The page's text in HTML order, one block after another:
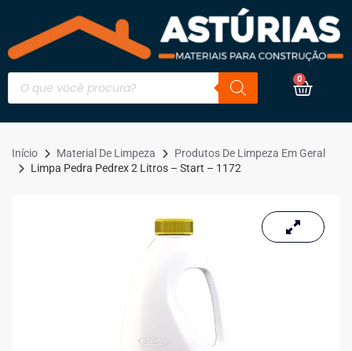
0
Início Material De Limpeza
Produtos De Limpeza Em Geral
Limpa Pedra Pedrex 2 Litros – Start – 1172